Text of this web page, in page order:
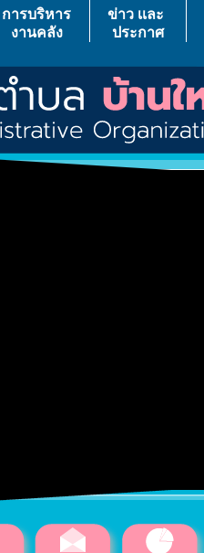
การบริหาร
งานคลัง
ข่าว เเละ
ประกาศ